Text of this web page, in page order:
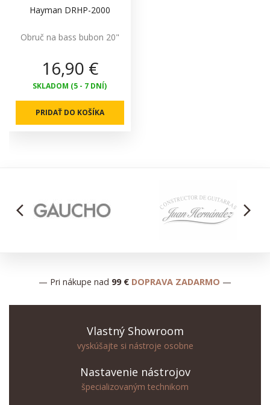
Hayman DRHP-2000
Obruč na bass bubon 20"
16,90 €
SKLADOM (5 - 7 DNÍ)
PRIDAŤ DO KOŠÍKA
arrow_back_ios arrow_forward_ios
— Pri nákupe nad 99 € DOPRAVA ZADARMO —
Vlastný Showroom
vyskúšajte si nástroje osobne
Nastavenie nástrojov
špecializovaným technikom